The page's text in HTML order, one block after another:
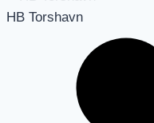
HB Torshavn